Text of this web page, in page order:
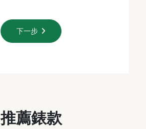
下一步
推薦錶款